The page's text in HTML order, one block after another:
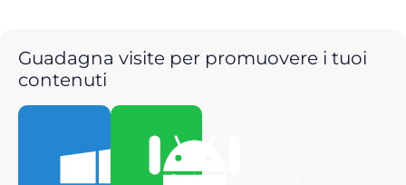
Guadagna visite per promuovere i tuoi
contenuti
Scarica per